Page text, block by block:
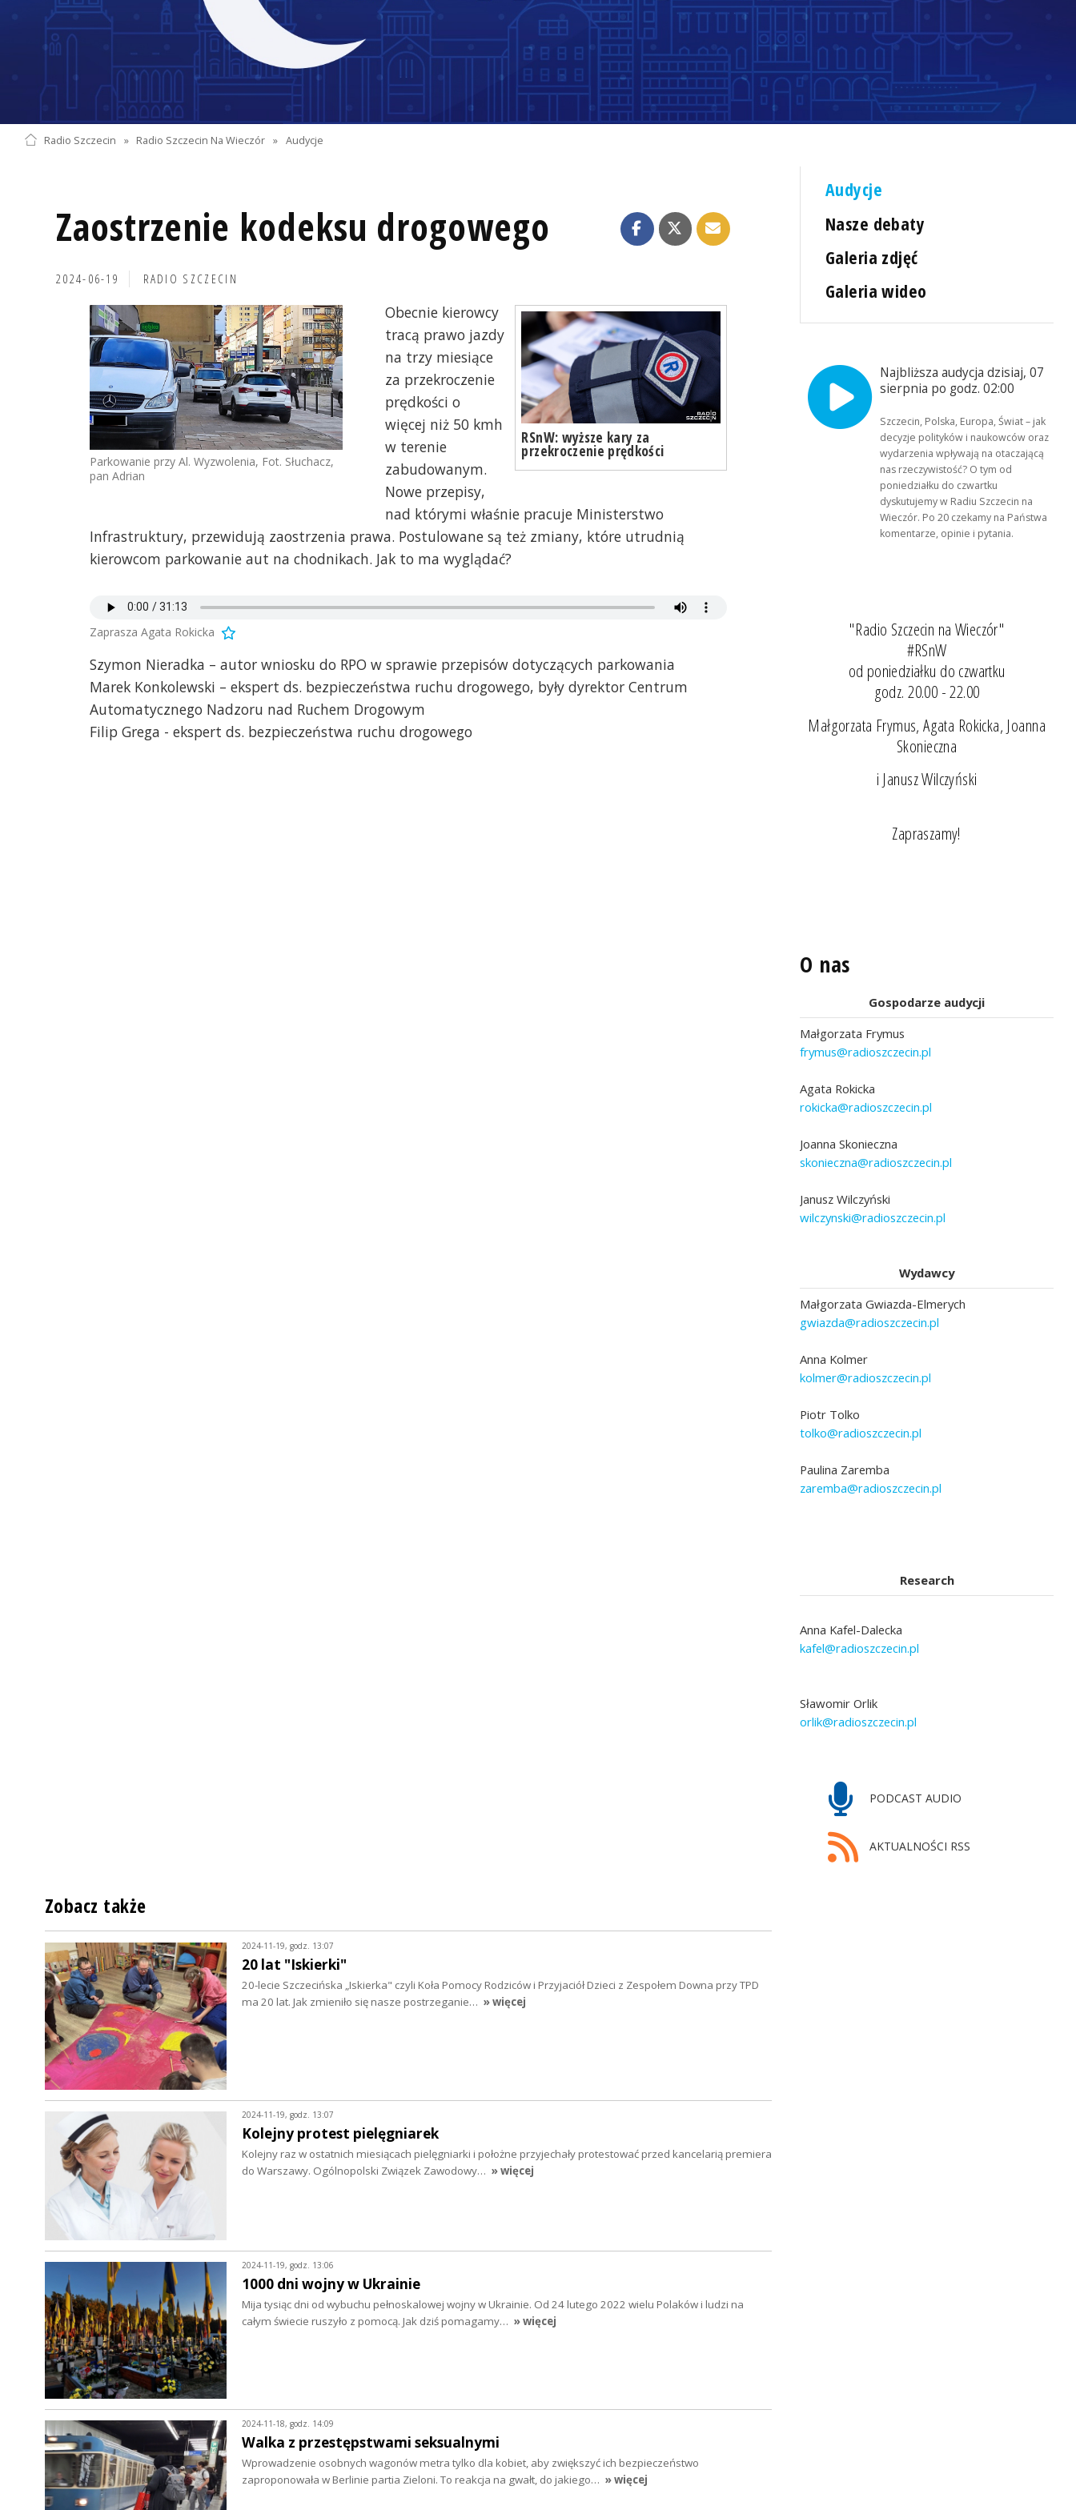
Radio Szczecin » Radio Szczecin Na Wieczór » Audycje
Zaostrzenie kodeksu drogowego
2024-06-19 RADIO SZCZECIN
Parkowanie przy Al. Wyzwolenia, Fot. Słuchacz,
pan Adrian
RSnW: wyższe kary za
przekroczenie prędkości
Obecnie kierowcy
tracą prawo jazdy
na trzy miesiące
za przekroczenie
prędkości o
więcej niż 50 kmh
w terenie
zabudowanym.
Nowe przepisy,
nad którymi właśnie pracuje Ministerstwo
Infrastruktury, przewidują zaostrzenia prawa. Postulowane są też zmiany, które utrudnią
kierowcom parkowanie aut na chodnikach. Jak to ma wyglądać?
Zaprasza Agata Rokicka
Szymon Nieradka – autor wniosku do RPO w sprawie przepisów dotyczących parkowania
Marek Konkolewski – ekspert ds. bezpieczeństwa ruchu drogowego, były dyrektor Centrum
Automatycznego Nadzoru nad Ruchem Drogowym
Filip Grega - ekspert ds. bezpieczeństwa ruchu drogowego
Audycje
Nasze debaty
Galeria zdjęć
Galeria wideo
Najbliższa audycja dzisiaj, 07
sierpnia po godz. 02:00
Szczecin, Polska, Europa, Świat – jak
decyzje polityków i naukowców oraz
wydarzenia wpływają na otaczającą
nas rzeczywistość? O tym od
poniedziałku do czwartku
dyskutujemy w Radiu Szczecin na
Wieczór. Po 20 czekamy na Państwa
komentarze, opinie i pytania.
"Radio Szczecin na Wieczór"
#RSnW
od poniedziałku do czwartku
godz. 20.00 - 22.00
Małgorzata Frymus, Agata Rokicka, Joanna
Skonieczna
i Janusz Wilczyński
Zapraszamy!
O nas
Gospodarze audycji
Małgorzata Frymus
frymus@radioszczecin.pl
Agata Rokicka
rokicka@radioszczecin.pl
Joanna Skonieczna
skonieczna@radioszczecin.pl
Janusz Wilczyński
wilczynski@radioszczecin.pl
Wydawcy
Małgorzata Gwiazda-Elmerych
gwiazda@radioszczecin.pl
Anna Kolmer
kolmer@radioszczecin.pl
Piotr Tolko
tolko@radioszczecin.pl
Paulina Zaremba
zaremba@radioszczecin.pl
Research
Anna Kafel-Dalecka
kafel@radioszczecin.pl
Sławomir Orlik
orlik@radioszczecin.pl
PODCAST AUDIO
AKTUALNOŚCI RSS
Zobacz także
2024-11-19, godz. 13:07
20 lat "Iskierki"
20-lecie Szczecińska „Iskierka" czyli Koła Pomocy Rodziców i Przyjaciół Dzieci z Zespołem Downa przy TPD
ma 20 lat. Jak zmieniło się nasze postrzeganie… » więcej
2024-11-19, godz. 13:07
Kolejny protest pielęgniarek
Kolejny raz w ostatnich miesiącach pielęgniarki i położne przyjechały protestować przed kancelarią premiera
do Warszawy. Ogólnopolski Związek Zawodowy… » więcej
2024-11-19, godz. 13:06
1000 dni wojny w Ukrainie
Mija tysiąc dni od wybuchu pełnoskalowej wojny w Ukrainie. Od 24 lutego 2022 wielu Polaków i ludzi na
całym świecie ruszyło z pomocą. Jak dziś pomagamy… » więcej
2024-11-18, godz. 14:09
Walka z przestępstwami seksualnymi
Wprowadzenie osobnych wagonów metra tylko dla kobiet, aby zwiększyć ich bezpieczeństwo
zaproponowała w Berlinie partia Zieloni. To reakcja na gwałt, do jakiego… » więcej